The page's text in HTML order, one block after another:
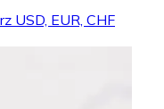
USD, EUR, CHF